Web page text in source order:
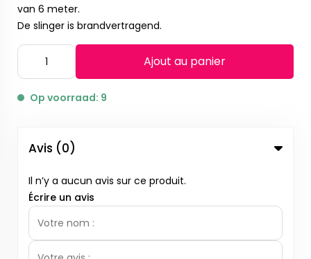
van 6 meter.
De slinger is brandvertragend.
Ajout au panier
Op voorraad: 9
Avis (0)
Il n’y a aucun avis sur ce produit.
Écrire un avis